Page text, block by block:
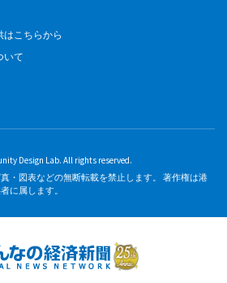
はこちらから
いて
Design Lab. All rights reserved.
・図表などの無断転載を禁止します。 著作権は港
に属します。